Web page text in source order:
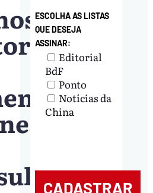
ESCOLHA AS LISTAS
QUE DESEJA
ASSINAR:
Editorial
BdF
Ponto
Notícias da
China